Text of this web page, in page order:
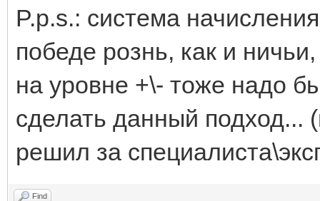
P.p.s.: система
победе рознь, как и
на уровне +\- тоже надо
сделать данный подход...
решил за
Find